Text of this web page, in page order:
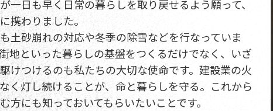
一日も早く日常の暮らしを取り戻せるよう願って、
携わりました。
砂崩れの対応や冬季の除雪などを行なっていま
地といった暮らしの基盤をつくるだけでなく、いざ
けつけるのも私たちの大切な使命です。建設業の火
く灯し続けることが、命と暮らしを守る。これから
方にも知っておいてもらいたいことです。